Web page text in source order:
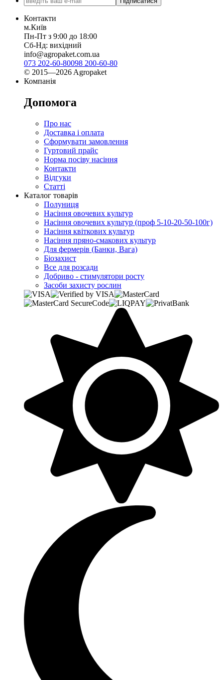
Контакти
м.Київ
Пн-Пт з 9:00 до 18:00
Сб-Нд: вихідний
info@agropaket.com.ua
073 202-60-80098 200-60-80
© 2015—2026 Agropaket
Компанія
Допомога
Про нас
Доставка і оплата
Сформувати замовлення
Гуртовий прайс
Норма посіву насіння
Контакти
Відгуки
Статті
Каталог товарів
Полуниця
Насіння овочевих культур
Насіння овочевих культур (проф 5-10-20-50-100г)
Насіння квіткових культур
Насіння пряно-смакових культур
Для фермерів (Банки, Вага)
Біозахист
Все для розсади
Добриво - стимулятори росту
Засоби захисту рослин